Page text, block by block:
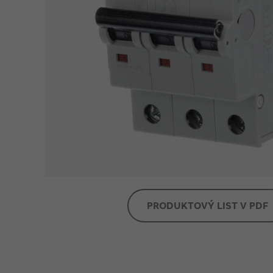
PRODUKTOVÝ LIST V PDF